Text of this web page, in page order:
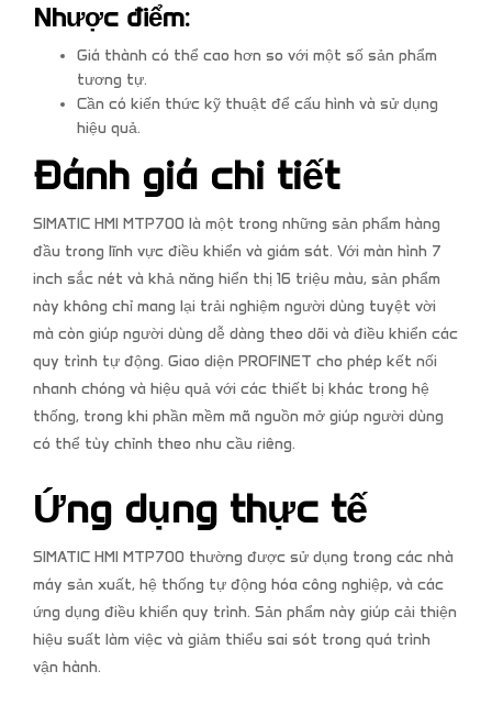
Nhược điểm:
Giá thành có thể cao hơn so với một số sản phẩm
tương tự.
Cần có kiến thức kỹ thuật để cấu hình và sử dụng
hiệu quả.
Đánh giá chi tiết
SIMATIC HMI MTP700 là một trong những sản phẩm hàng
đầu trong lĩnh vực điều khiển và giám sát. Với màn hình 7
inch sắc nét và khả năng hiển thị 16 triệu màu, sản phẩm
này không chỉ mang lại trải nghiệm người dùng tuyệt vời
mà còn giúp người dùng dễ dàng theo dõi và điều khiển các
quy trình tự động. Giao diện PROFINET cho phép kết nối
nhanh chóng và hiệu quả với các thiết bị khác trong hệ
thống, trong khi phần mềm mã nguồn mở giúp người dùng
có thể tùy chỉnh theo nhu cầu riêng.
Ứng dụng thực tế
SIMATIC HMI MTP700 thường được sử dụng trong các nhà
máy sản xuất, hệ thống tự động hóa công nghiệp, và các
ứng dụng điều khiển quy trình. Sản phẩm này giúp cải thiện
hiệu suất làm việc và giảm thiểu sai sót trong quá trình
vận hành.